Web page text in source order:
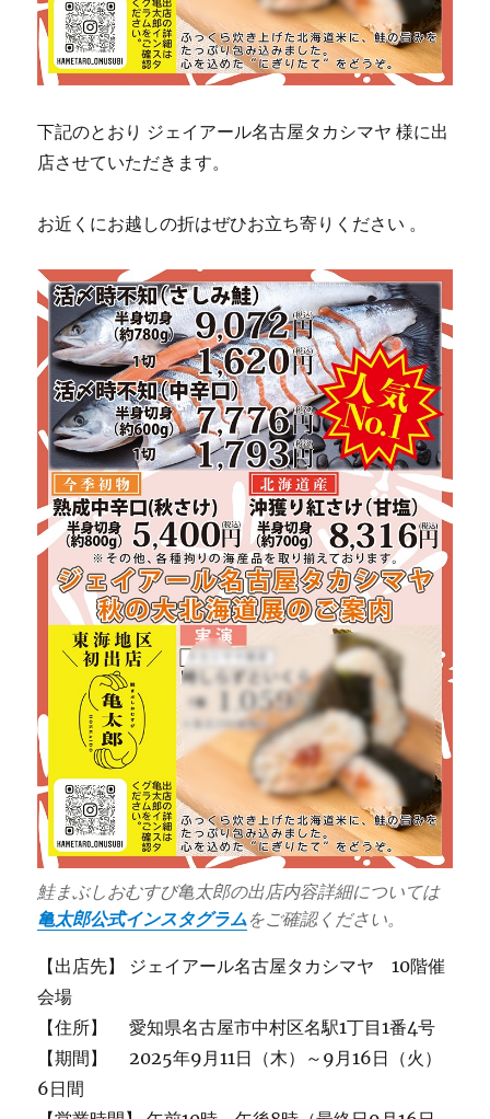
下記のとおり ジェイアール名古屋タカシマヤ 様に出
店させていただきます。
お近くにお越しの折はぜひお立ち寄りください 。
鮭まぶしおむすび亀太郎の出店内容詳細については
亀太郎公式インスタグラムをご確認ください。
【出店先】 ジェイアール名古屋タカシマヤ 10階催
会場
【住所】 愛知県名古屋市中村区名駅1丁目1番4号
【期間】 2025年9月11日（木）～9月16日（火）
6日間